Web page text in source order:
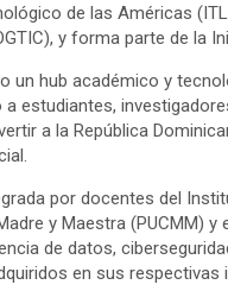
de las Américas
y forma parte de la
un hub académico y
estudiantes,
a la República
por docentes del
y Maestra (PUCMM)
de datos,
en sus